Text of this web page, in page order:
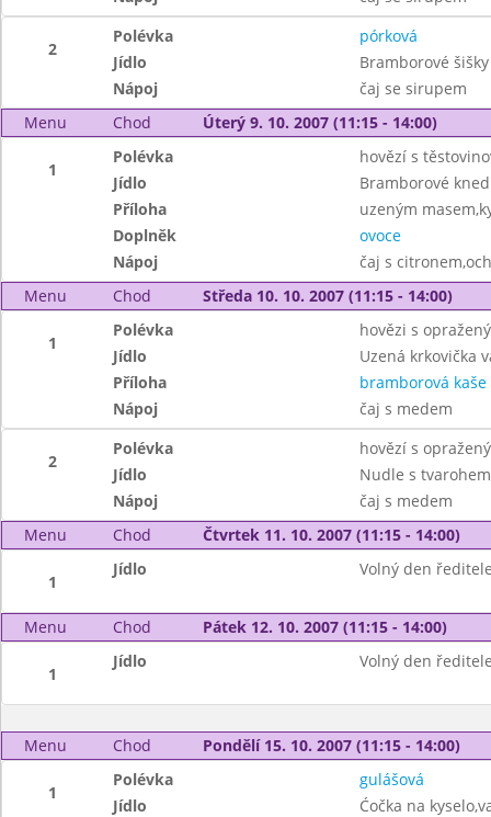
2
Polévka
pórková
Jídlo
Bramborové
Nápoj
čaj se sirupem
Menu
Chod Úterý 9. 10. 2007 (11:15 - 14:00)
1
Polévka
hovězí s
Jídlo
Bramborové
Příloha
uzeným
Doplněk
ovoce
Nápoj
čaj s
Menu
Chod Středa 10. 10. 2007 (11:15 - 14:00)
1
Polévka
hovězi s
Jídlo
Uzená krkovička
Příloha
bramborová kaše
Nápoj
čaj s medem
2
Polévka
hovězí s
Jídlo
Nudle s tvarohem
Nápoj
čaj s medem
Menu
Chod Čtvrtek 11. 10. 2007 (11:15 - 14:00)
1
Jídlo Volný den
Menu Chod Pátek 12. 10. 2007 (11:15 - 14:00)
1
Jídlo Volný den
Menu Chod Pondělí 15. 10. 2007 (11:15 - 14:00)
1
Polévka
gulášová
Jídlo
Ćočka na